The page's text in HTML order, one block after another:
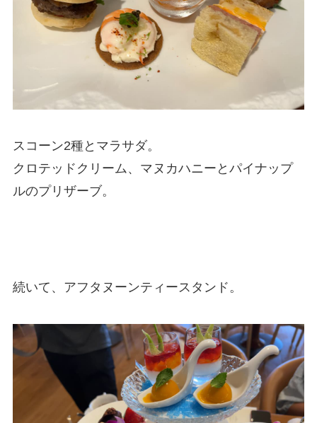
スコーン2種とマラサダ。
クロテッドクリーム、マヌカハニーとパイナップ
ルのプリザーブ。
続いて、アフタヌーンティースタンド。